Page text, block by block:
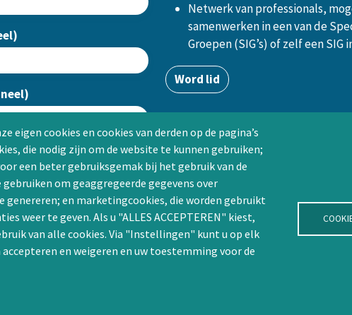
eigen cookies en cookies van derden op de pagina’s
die nodig zijn om de website te kunnen gebruiken;
een beter gebruiksgemak bij het gebruik van de
om geaggregeerde gegevens over
en marketingcookies, die worden gebruikt
weer te geven. Als u "ALLES ACCEPTEREN" kiest,
van alle cookies. Via "Instellingen" kunt u op elk
en weigeren en uw toestemming voor de
Netwerk van professionals,
samenwerken in een van de
Groepen (SIG’s) of zelf een SIG
Word lid